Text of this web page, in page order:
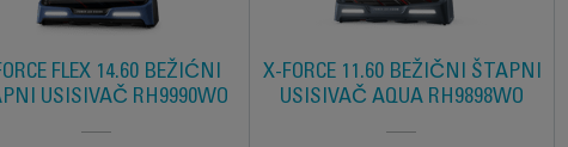
FLEX 14.60 BEŽIĆNI
USISIVAČ RH9990WO
X-FORCE 11.60 BEŽIČNI ŠTAPNI
USISIVAČ AQUA RH9898WO